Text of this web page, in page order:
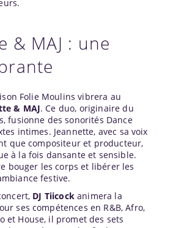
& MAJ : une
Folie Moulins vibrera au
& MAJ. Ce duo, originaire du
fusionne des sonorités Dance
intimes. Jeannette, avec sa voix
que compositeur et producteur,
à la fois dansante et sensible.
bouger les corps et libérer les
festive.
DJ Tiicockanimera la
ses compétences en R&B, Afro,
et House, il promet des sets